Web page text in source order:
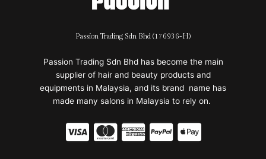
Passion Trading Sdn Bhd (176936-H)
Passion Trading Sdn Bhd has become the main
supplier of hair and beauty products and
equipments in Malaysia, and its brand name has
made many salons in Malaysia to rely on.
C
C C C C